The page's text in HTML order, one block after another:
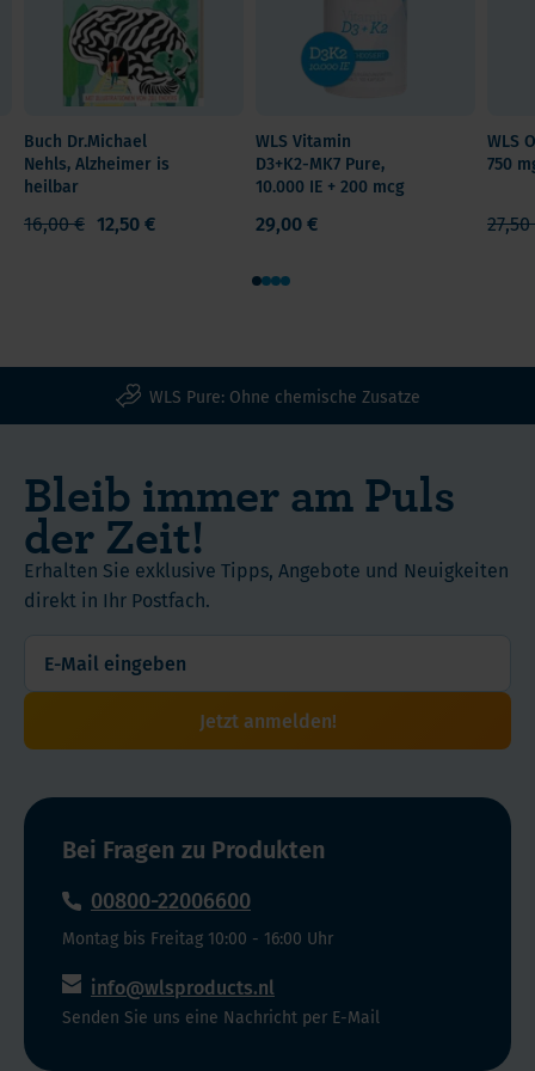
Ursachen
werden
nicht
beseitigt,
ganz
im
Zufall
Das
Gehirn
präsentiert
einen
weitgehend
unbekannten,
neurobiologischen
Mechanismus,
aber
mannigfache
diesen
katastrophalen
Entwicklungen
zugrunde
liegt.
PD.
beschreibt, bringt er Licht und Hoffnung in dieses
schicksalhafte Kapitel der
Menschheitsgeschichte. In diesem wird sich
unsere Spezies ihre Menschlichkeit und ihre
schöpferische Kraft bewahren kann oder ob sie
diese unwiederbringlich verlieren wird.
Buch Dr.Michael
Nehls, Alzheimer is
heilbar
12,50 €
16,00 €
WLS Vitamin
D3+K2-MK7 Pure,
10.000 IE + 200 mcg
29,00 €
WLS
750
27,50
1234
WLS Pure: Ohne chemische Zusatze
Bleib immer am Puls
der Zeit!
Erhalten Sie exklusive Tipps, Angebote und Neuigkeiten
direkt in Ihr Postfach.
Jetzt anmelden!
Bei Fragen zu Produkten
00800-22006600
Montag bis Freitag 10:00 - 16:00 Uhr
info@wlsproducts.nl
Senden Sie uns eine Nachricht per E-Mail